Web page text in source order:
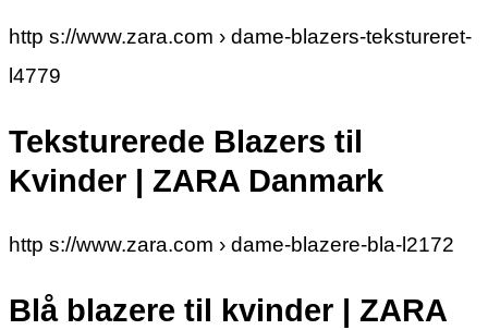
http s://www.zara.com › dame-blazers-tekstureret-
l4779
Teksturerede Blazers til
Kvinder | ZARA Danmark
http s://www.zara.com › dame-blazere-bla-l2172
Blå blazere til kvinder | ZARA